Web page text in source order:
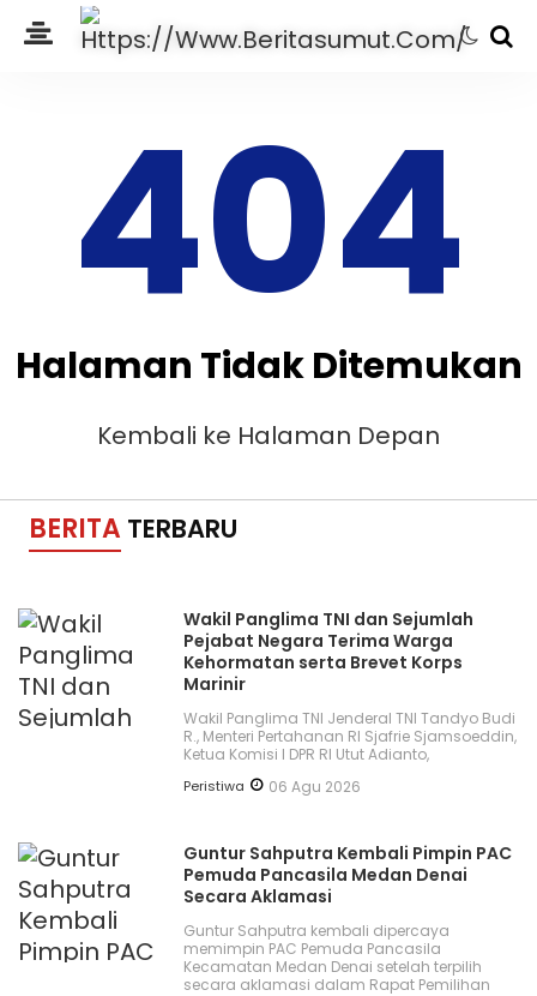
404
Halaman Tidak Ditemukan
Kembali ke Halaman Depan
BERITA TERBARU
Wakil Panglima TNI dan Sejumlah
Pejabat Negara Terima Warga
Kehormatan serta Brevet Korps
Marinir
Wakil Panglima TNI Jenderal TNI Tandyo Budi
R., Menteri Pertahanan RI Sjafrie Sjamsoeddin,
Ketua Komisi I DPR RI Utut Adianto,
Peristiwa 06 Agu 2026
Guntur Sahputra Kembali Pimpin PAC
Pemuda Pancasila Medan Denai
Secara Aklamasi
Guntur Sahputra kembali dipercaya
memimpin PAC Pemuda Pancasila
Kecamatan Medan Denai setelah terpilih
secara aklamasi dalam Rapat Pemilihan